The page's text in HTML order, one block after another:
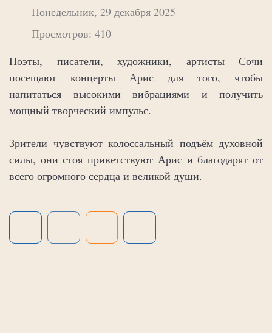
Понедельник, 29 декабря 2025
Просмотров: 410
Поэты, писатели, художники, артисты Сочи
посещают концерты Арис для того, чтобы
напитаться высокими вибрациями и получить
мощный творческий импульс.
Зрители чувствуют колоссальный подъём духовной
силы, они стоя приветствуют Арис и благодарят от
всего огромного сердца и великой души.